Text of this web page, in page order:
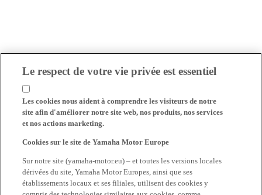
Le respect de votre vie privée est essentiel
Les cookies nous aident à comprendre les visiteurs de notre
site afin d'améliorer notre site web, nos produits, nos services
et nos actions marketing.
Cookies sur le site de Yamaha Motor Europe
Sur notre site (yamaha-motor.eu) – et toutes les versions locales
dérivées du site, Yamaha Motor Europes, ainsi que ses
établissements locaux et ses filiales, utilisent des cookies y